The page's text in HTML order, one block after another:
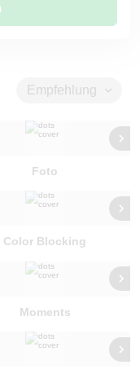
Empfehlung
Foto
Color Blocking
Moments